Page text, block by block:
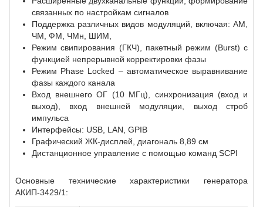
связанных по настройкам сигналов
Поддержка различных видов модуляций, включая: АМ,
ЧМ, ФМ, ЧМн, ШИМ,
Режим свипирования (ГКЧ), пакетный режим (Burst) с
функцией непрерывной корректировки фазы
Режим Phase Locked – автоматическое выравнивание
фазы каждого канала
Вход внешнего ОГ (10 МГц), синхронизация (вход и
выход), вход внешней модуляции, выход строб
импульса
Интерфейсы: USB, LAN, GPIB
Графический ЖК-дисплей, диагональ 8,89 см
Дистанционное управление с помощью команд SCPI
Основные технические характеристики генератора
АКИП-3429/1: